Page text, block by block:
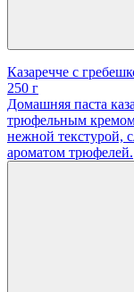
Казаречче с
250 г
Домашняя паста
трюфельным
нежной текстурой,
ароматом трюфелей.